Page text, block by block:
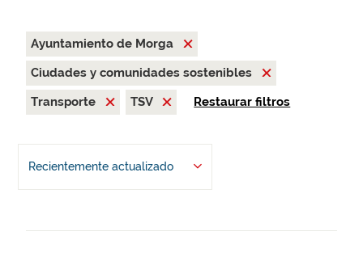
Ayuntamiento de Morga
Ciudades y comunidades sostenibles
Transporte
TSV Restaurar filtros
Recientemente actualizado